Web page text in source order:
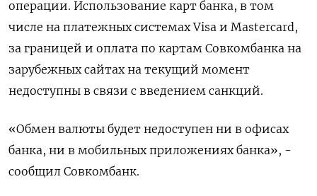
операции. Использование карт банка, в том
числе на платежных системах Visa и Mastercard,
за границей и оплата по картам Совкомбанка на
зарубежных сайтах на текущий момент
недоступны в связи с введением санкций.
«Обмен валюты будет недоступен ни в офисах
банка, ни в мобильных приложениях банка», -
сообщил Совкомбанк.